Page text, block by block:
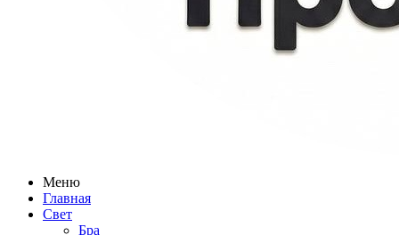
Меню
Главная
Свет
Бра